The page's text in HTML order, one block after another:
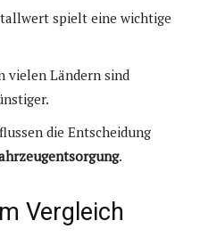
spielt eine wichtige
vielen Ländern sind
die Entscheidung
.
Vergleich